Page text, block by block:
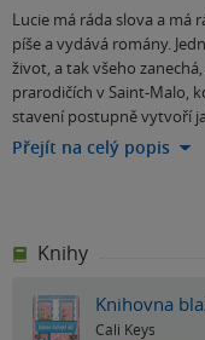
Lucie má ráda slova a má
píše a vydává romány.
život, a tak všeho
prarodičích v Saint-Malo,
stavení postupně vytvoří
Přejít na celý popis
Knihy
Knihovna
Cali Keys